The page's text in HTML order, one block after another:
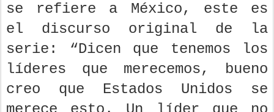
se refiere a México, este es
el discurso original de la
serie: “Dicen que tenemos los
líderes que merecemos, bueno
creo que Estados Unidos se